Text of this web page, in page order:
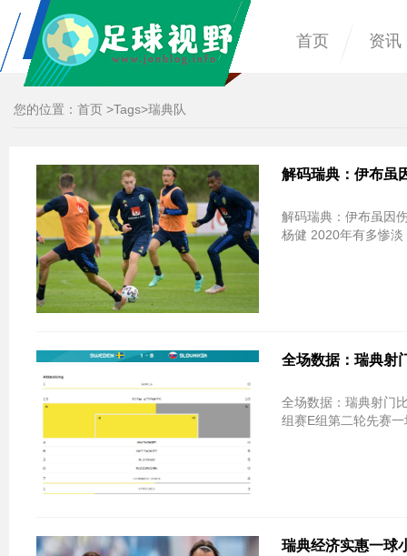
首页 资讯
您的位置： 首页 >Tags>瑞典队
解码瑞典：伊布虽
解码瑞典：伊布虽因
杨健 2020年有多惨
全场数据：瑞典射
全场数据：瑞典射门比13-10 控球率
组赛E组第二轮先赛一
瑞典经济实惠一球